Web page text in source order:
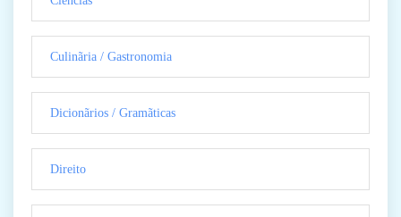
Culinãria / Gastronomia
Dicionãrios / Gramãticas
Direito